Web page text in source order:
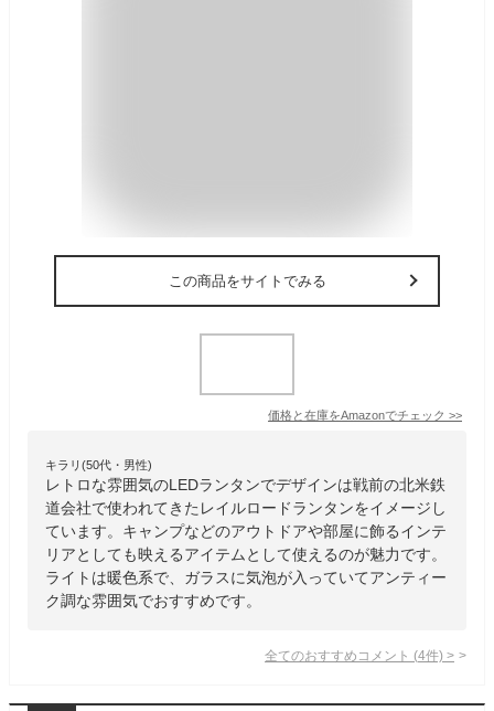
この商品をサイトでみる
価格と在庫をAmazonでチェック >>
キラリ(50代・男性)
レトロな雰囲気のLEDランタンでデザインは戦前の北米鉄
道会社で使われてきたレイルロードランタンをイメージし
ています。キャンプなどのアウトドアや部屋に飾るインテ
リアとしても映えるアイテムとして使えるのが魅力です。
ライトは暖色系で、ガラスに気泡が入っていてアンティー
ク調な雰囲気でおすすめです。
全てのおすすめコメント (4件) >